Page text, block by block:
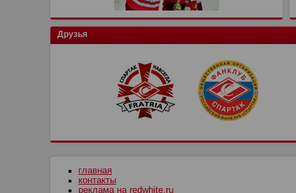
Друзья
главная
контакты
реклама на redwhite.ru